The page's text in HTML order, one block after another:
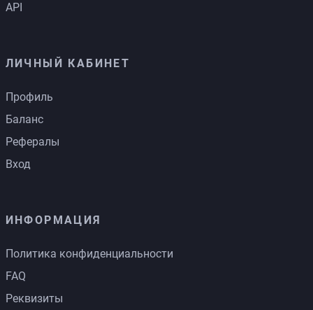
API
ЛИЧНЫЙ КАБИНЕТ
Профиль
Баланс
Рефералы
Вход
ИНФОРМАЦИЯ
Политика конфиденциальности
FAQ
Реквизиты